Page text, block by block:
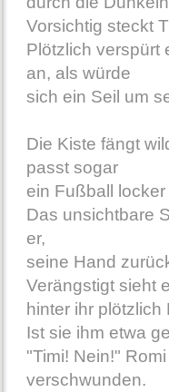
Vorsichtig steckt
Plötzlich verspürt
an, als würde
sich ein Seil um
Die Kiste fängt
passt sogar
ein Fußball
Das unsichtbare
er,
seine Hand
Verängstigt sieht
hinter ihr
Ist sie ihm etwa
"Timi! Nein!"
verschwunden.